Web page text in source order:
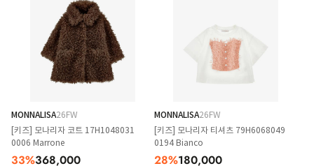
MONNALISA26FW
[키즈] 모나리자 코트 17H1048031
0006 Marrone
33%368,000
MONNALISA26FW
[키즈] 모나리자 티셔츠 79H6068049
0194 Bianco
28%180,000